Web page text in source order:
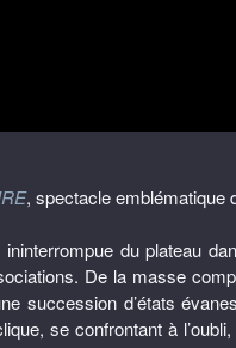
, spectacle emblématique
du plateau
De la masse
succession d’états
se confrontant à